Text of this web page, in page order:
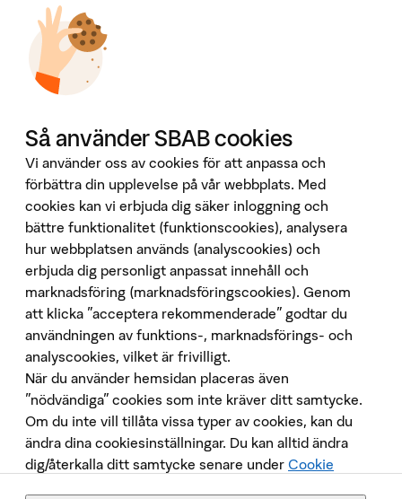
Tillgänglighet
Våra tjänster
Booli Pro
Developer Portal
Ladda ner vår app
App Store
Google Play
Följ oss på sociala medier
Penningtvätt
Insättningsgarantin
Behandling av personuppgifter
Cookies
Så använder SBAB cookies
Vi använder oss av cookies för att anpassa och
förbättra din upplevelse på vår webbplats. Med
cookies kan vi erbjuda dig säker inloggning och
bättre funktionalitet (funktionscookies), analysera
hur webbplatsen används (analyscookies) och
erbjuda dig personligt anpassat innehåll och
marknadsföring (marknadsföringscookies). Genom
att klicka "acceptera rekommenderade" godtar du
användningen av funktions-, marknadsförings- och
analyscookies, vilket är frivilligt.
När du använder hemsidan placeras även
”nödvändiga” cookies som inte kräver ditt samtycke.
Om du inte vill tillåta vissa typer av cookies, kan du
ändra dina cookiesinställningar. Du kan alltid ändra
dig/återkalla ditt samtycke senare under Cookie